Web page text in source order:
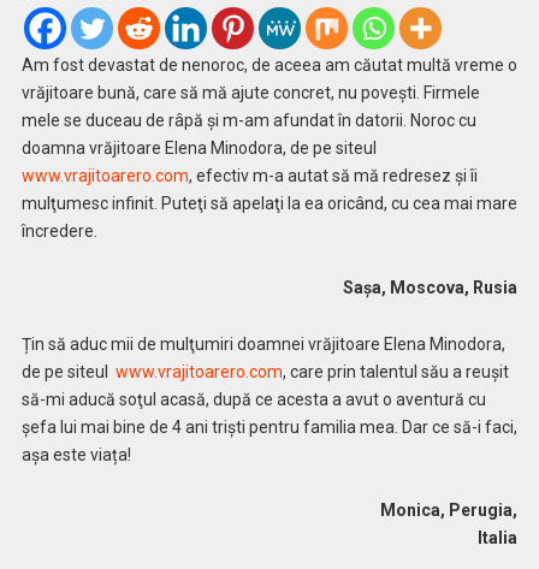
Am fost devastat de nenoroc, de aceea am căutat multă vreme o
vrăjitoare bună, care să mă ajute concret, nu povești. Firmele
mele se duceau de râpă şi m-am afundat în datorii. Noroc cu
doamna vrăjitoare Elena Minodora, de pe siteul
www.vrajitoarero.com, efectiv m-a autat să mă redresez şi îi
mulţumesc infinit. Puteţi să apelaţi la ea oricând, cu cea mai mare
încredere.
Sașa, Moscova, Rusia
Țin să aduc mii de mulţumiri doamnei vrăjitoare Elena Minodora,
de pe siteul www.vrajitoarero.com, care prin talentul său a reuşit
să-mi aducă soţul acasă, după ce acesta a avut o aventură cu
şefa lui mai bine de 4 ani triști pentru familia mea. Dar ce să-i faci,
așa este viața!
Monica, Perugia,
Italia